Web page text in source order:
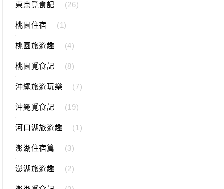
東京覓食記 (26)
桃園住宿 (1)
桃園旅遊趣 (4)
桃園覓食記 (8)
沖繩旅遊玩樂 (7)
沖繩覓食記 (19)
河口湖旅遊趣 (1)
澎湖住宿篇 (3)
澎湖旅遊趣 (2)